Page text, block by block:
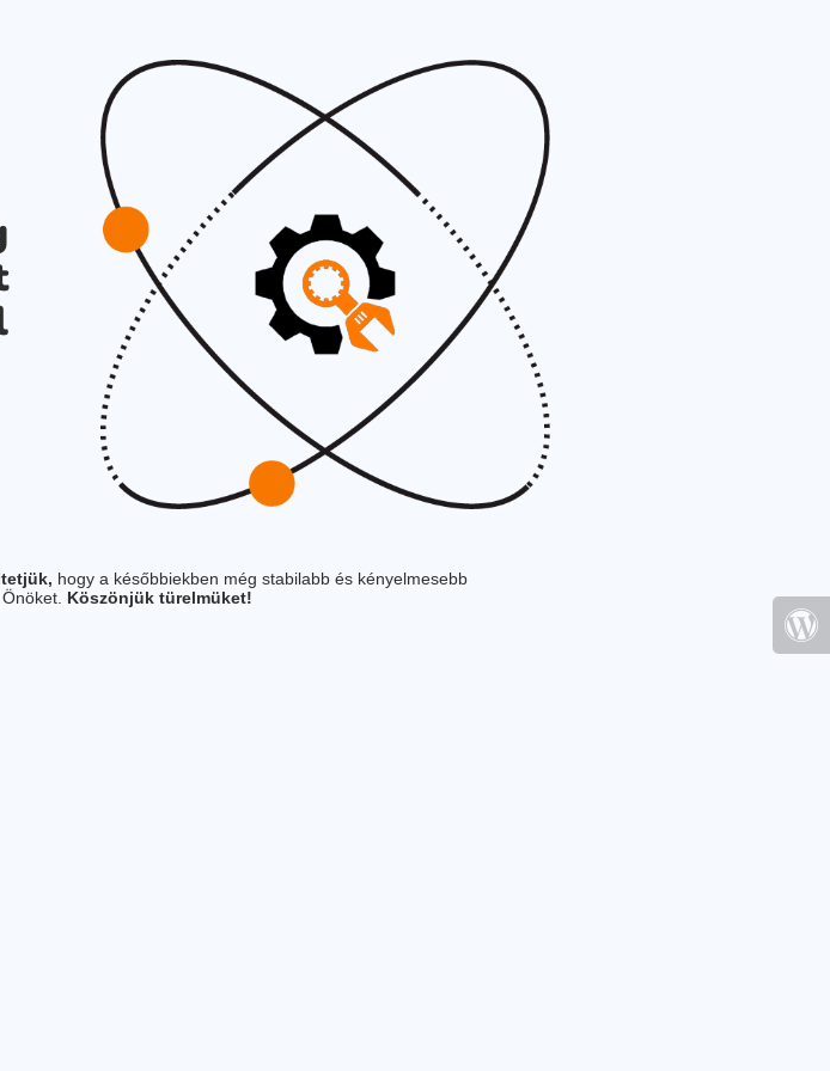
hogy a későbbiekben még stabilabb és kényelmesebb
Köszönjük türelmüket!